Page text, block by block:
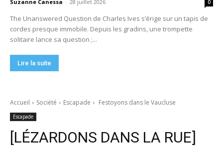
Suzanne Canessa - 28 juillet 2026 0
The Unanswered Question de Charles Ives s’érige sur un tapis de
cordes presque immobile. Depuis les gradins, une trompette
solitaire lance sa question ;...
Lire la suite